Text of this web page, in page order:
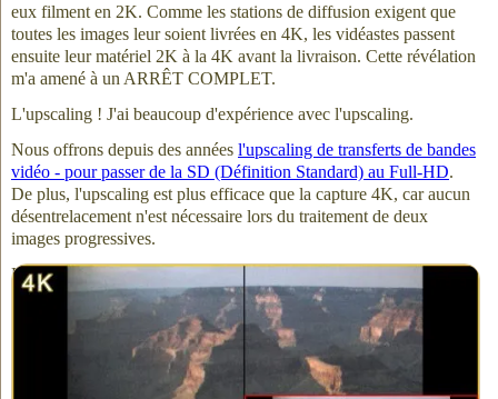
eux filment en 2K. Comme les stations de diffusion exigent que
toutes les images leur soient livrées en 4K, les vidéastes passent
ensuite leur matériel 2K à la 4K avant la livraison. Cette révélation
m'a amené à un ARRÊT COMPLET.
L'upscaling ! J'ai beaucoup d'expérience avec l'upscaling.
Nous offrons depuis des années l'upscaling de transferts de bandes
vidéo - pour passer de la SD (Définition Standard) au Full-HD.
De plus, l'upscaling est plus efficace que la capture 4K, car aucun
désentrelacement n'est nécessaire lors du traitement de deux
images progressives.
L'upscale de 2K à 4K double le nombre de pixels de l'image tant
en hauteur qu'en largeur.
Je me suis retrouvé à réévaluer chaque étape de mon processus de
transfert, comme je l'ai décrit ici sur notre site
Du RAW au
. Et effectivement — j'ai trouvé un cas où je pourrais,